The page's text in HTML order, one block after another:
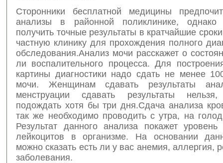
Сторонники бесплатной медицины
анализы в районной поликлинике,
получить точные результаты в кратчайшие
частную клинику для прохождения полного
обследования.Анализ мочи расскажет о
ли воспалительного процесса. Для
картины диагностики надо сдать не менее
мочи. Женщинам сдавать результаты
менструации сдавать результаты
подождать хотя бы три дня.Сдача анализа
так же необходимо проводить с утра, на
Результат данного анализа покажет уровень
лейкоцитов в организме. На основании
можно сказать есть ли у вас анемия, аллергия,
заболевания.